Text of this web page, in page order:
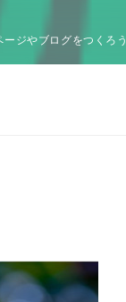
ジやブログをつくろう